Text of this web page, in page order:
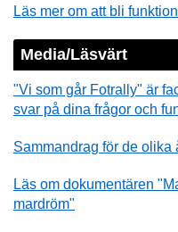
Läs mer om att bli
Media/Läsvärt
"Vi som går Fotrally" är
svar på dina frågor och
Sammandrag för de olika
Läs om dokumentären
mardröm"